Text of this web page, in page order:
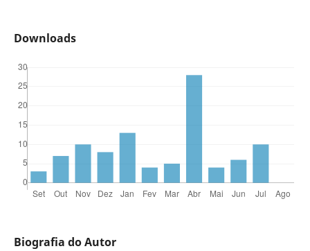
Downloads
Biografia do Autor